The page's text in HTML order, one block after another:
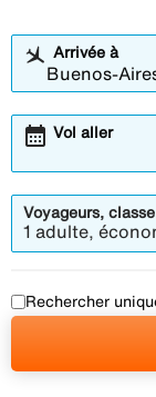
Arrivée à
Vol aller
calendar_month
Voyageurs, classe
1 adulte,
Rechercher